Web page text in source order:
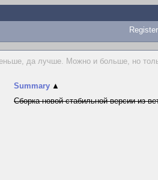
Register
да лучше. Можно и больше, но
Summary ▲
Сборка новой стабильной версии из